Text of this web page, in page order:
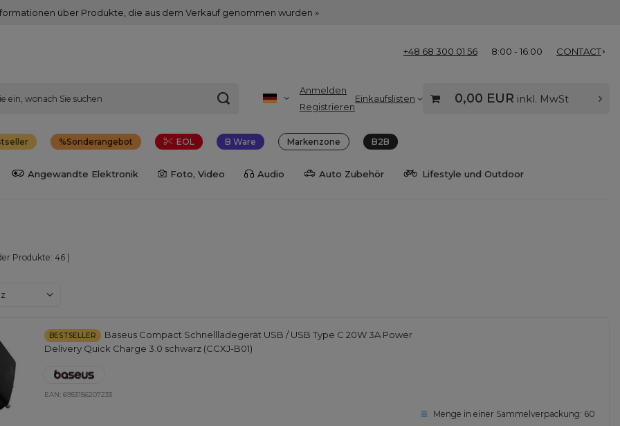
über Produkte, die aus dem Verkauf genommen wurden »
+48 68 300 01 56 8:00 - 16:00 CONTACT
Anmelden
Registrieren
Einkaufslisten 0,00 EUR inkl. MwSt
Sonderangebot EOL B Ware Markenzone B2B
Angewandte Elektronik Foto, Video Audio Auto Zubehör Lifestyle und Outdoor
Produkte: 46 )
BESTSELLER
Baseus Compact Schnellladegerät USB / USB Type C 20W 3A Power
Delivery Quick Charge 3.0 schwarz (CCXJ-B01)
EAN: 6953156207233
Menge in einer Sammelverpackung: 60